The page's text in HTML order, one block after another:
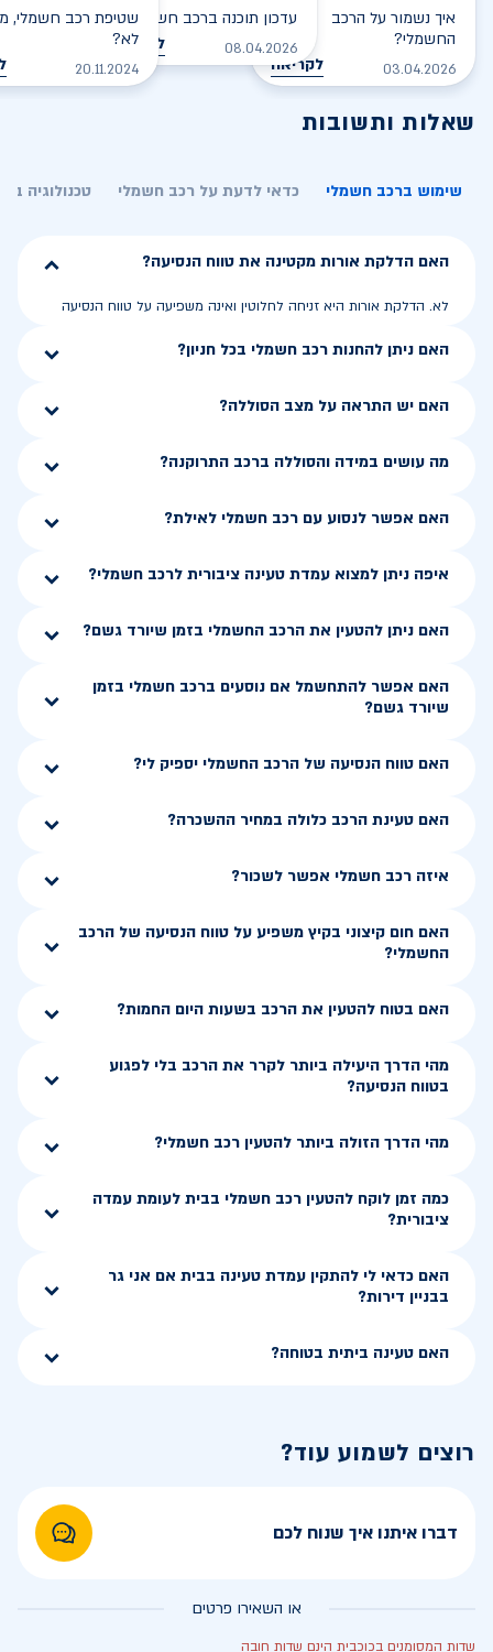
איך נשמור על הרכב
החשמלי?
03.04.2026 לקריאה
עדכון תוכנה ברכב חשמלי
08.04.2026 לקריאה
שטיפת רכב חשמלי,
לא?
20.11.2024
שאלות ותשובות
שימוש ברכב חשמלי כדאי לדעת על רכב חשמלי טכנולוגיה
האם הדלקת אורות מקטינה את טווח הנסיעה?
לא. הדלקת אורות היא זניחה לחלוטין ואינה משפיעה על טווח הנסיעה
האם ניתן להחנות רכב חשמלי בכל חניון?
האם יש התראה על מצב הסוללה?
מה עושים במידה והסוללה ברכב התרוקנה?
האם אפשר לנסוע עם רכב חשמלי לאילת?
איפה ניתן למצוא עמדת טעינה ציבורית לרכב חשמלי?
האם ניתן להטעין את הרכב החשמלי בזמן שיורד גשם?
האם אפשר להתחשמל אם נוסעים ברכב חשמלי בזמן
שיורד גשם?
האם טווח הנסיעה של הרכב החשמלי יספיק לי?
האם טעינת הרכב כלולה במחיר ההשכרה?
איזה רכב חשמלי אפשר לשכור?
האם חום קיצוני בקיץ משפיע על טווח הנסיעה של הרכב
החשמלי?
האם בטוח להטעין את הרכב בשעות היום החמות?
מהי הדרך היעילה ביותר לקרר את הרכב בלי לפגוע
בטווח הנסיעה?
מהי הדרך הזולה ביותר להטעין רכב חשמלי?
כמה זמן לוקח להטעין רכב חשמלי בבית לעומת עמדה
ציבורית?
האם כדאי לי להתקין עמדת טעינה בבית אם אני גר
בבניין דירות?
האם טעינה ביתית בטוחה?
רוצים לשמוע עוד?
דברו איתנו איך שנוח לכם
או השאירו פרטים
שדות המסומנים בכוכבית הינם שדות חובה